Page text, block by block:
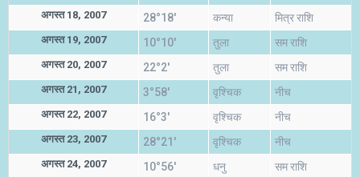
अगस्त 18, 2007 28°18' कन्या मित्र राशि
अगस्त 19, 2007 10°10' तुला सम राशि
अगस्त 20, 2007 22°2' तुला सम राशि
अगस्त 21, 2007 3°58' वृश्चिक नीच
अगस्त 22, 2007 16°3' वृश्चिक नीच
अगस्त 23, 2007 28°21' वृश्चिक नीच
अगस्त 24, 2007 10°56' धनु सम राशि